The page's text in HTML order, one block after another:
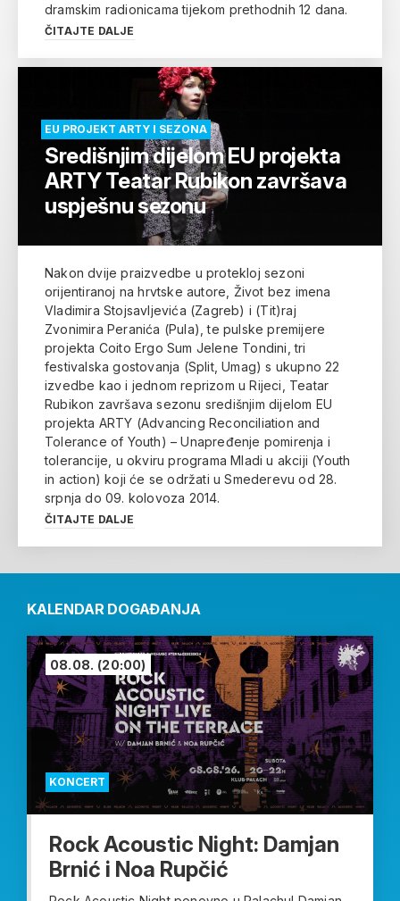
dramskim radionicama tijekom prethodnih 12 dana.
ČITAJTE DALJE
EU PROJEKT ARTY I SEZONA
Središnjim dijelom EU projekta
ARTY Teatar Rubikon završava
uspješnu sezonu
Nakon dvije praizvedbe u protekloj sezoni
orijentiranoj na hrvtske autore, Život bez imena
Vladimira Stojsavljevića (Zagreb) i (Tit)raj
Zvonimira Peranića (Pula), te pulske premijere
projekta Coito Ergo Sum Jelene Tondini, tri
festivalska gostovanja (Split, Umag) s ukupno 22
izvedbe kao i jednom reprizom u Rijeci, Teatar
Rubikon završava sezonu središnjim dijelom EU
projekta ARTY (Advancing Reconciliation and
Tolerance of Youth) – Unapređenje pomirenja i
tolerancije, u okviru programa Mladi u akciji (Youth
in action) koji će se održati u Smederevu od 28.
srpnja do 09. kolovoza 2014.
ČITAJTE DALJE
KALENDAR DOGAĐANJA
KONCERT
08.08. (20:00)
Rock Acoustic Night: Damjan
Brnić i Noa Rupčić